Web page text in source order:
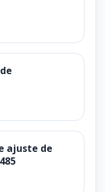
ajuste de